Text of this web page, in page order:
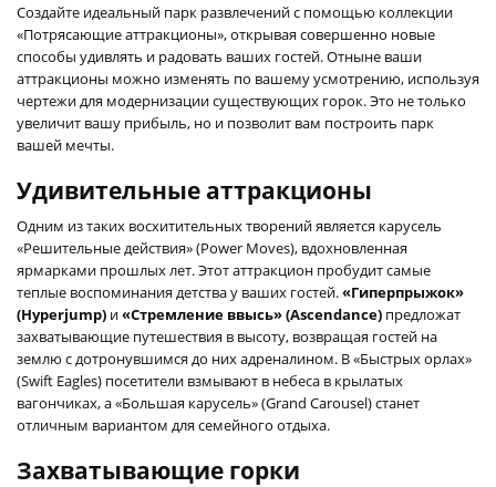
Создайте идеальный парк развлечений с помощью коллекции
«Потрясающие аттракционы», открывая совершенно новые
способы удивлять и радовать ваших гостей. Отныне ваши
аттракционы можно изменять по вашему усмотрению, используя
чертежи для модернизации существующих горок. Это не только
увеличит вашу прибыль, но и позволит вам построить парк
вашей мечты.
Удивительные аттракционы
Одним из таких восхитительных творений является карусель
«Решительные действия» (Power Moves), вдохновленная
ярмарками прошлых лет. Этот аттракцион пробудит самые
теплые воспоминания детства у ваших гостей.«Гиперпрыжок»
(Hyperjump) и«Стремление ввысь» (Ascendance) предложат
захватывающие путешествия в высоту, возвращая гостей на
землю с дотронувшимся до них адреналином. В «Быстрых орлах»
(Swift Eagles) посетители взмывают в небеса в крылатых
вагончиках, а «Большая карусель» (Grand Carousel) станет
отличным вариантом для семейного отдыха.
Захватывающие горки